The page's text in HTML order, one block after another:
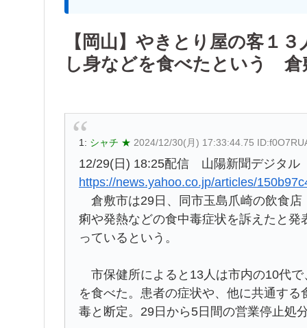
【岡山】やきとり屋の客１
し身などを食べたという 倉
1: シャチ ★ 2024/12/30(月) 17:33:44.75
12/29(日) 18:25配信 山陽新聞デジタル
https://news.yahoo.co.jp/articles/
倉敷市は29日、同市玉島爪崎の飲食
痢や発熱などの食中毒症状を訴えたと
っているという。
市保健所によると13人は市内の10代
を食べた。患者の症状や、他に共通す
毒と断定。29日から5日間の営業停止処